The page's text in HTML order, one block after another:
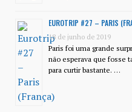
EUROTRIP #27 – PARIS
18 de junho de 2019
Paris foi uma grande
não esperava que fosse
para curtir bastante. …